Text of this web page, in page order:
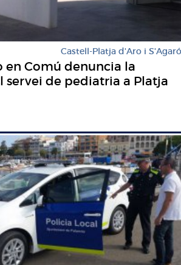
Castell-Platja d'Aro i S'Agaró
en Comú denuncia la
servei de pediatria a Platja